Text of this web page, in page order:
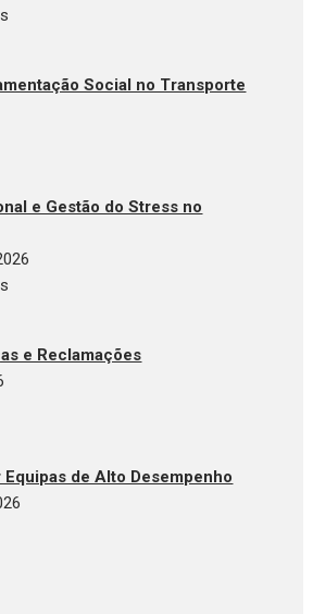
Social no Transporte
e Gestão do Stress no
e Reclamações
de Alto Desempenho